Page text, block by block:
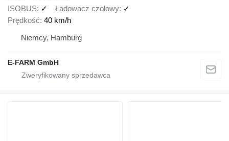
ISOBUS ✓ Ładowacz czołowy ✓
Prędkość 40 km/h
Niemcy, Hamburg
E-FARM GmbH